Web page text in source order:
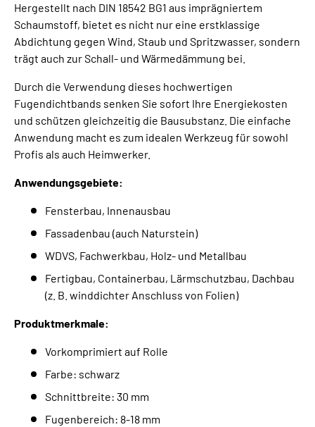
Hergestellt nach DIN 18542 BG1 aus imprägniertem
Schaumstoff, bietet es nicht nur eine erstklassige
Abdichtung gegen Wind, Staub und Spritzwasser, sondern
trägt auch zur Schall- und Wärmedämmung bei.
Durch die Verwendung dieses hochwertigen
Fugendichtbands senken Sie sofort Ihre Energiekosten
und schützen gleichzeitig die Bausubstanz. Die einfache
Anwendung macht es zum idealen Werkzeug für sowohl
Profis als auch Heimwerker.
Anwendungsgebiete:
Fensterbau, Innenausbau
Fassadenbau (auch Naturstein)
WDVS, Fachwerkbau, Holz- und Metallbau
Fertigbau, Containerbau, Lärmschutzbau, Dachbau
(z. B. winddichter Anschluss von Folien)
Produktmerkmale:
Vorkomprimiert auf Rolle
Farbe: schwarz
Schnittbreite: 30 mm
Fugenbereich: 8-18 mm